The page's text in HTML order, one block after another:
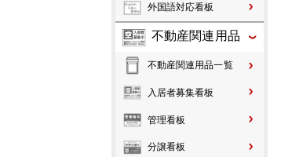
外国語対応看板
不動産関連用品
不動産関連用品一覧
入居者募集看板
管理看板
分譲看板